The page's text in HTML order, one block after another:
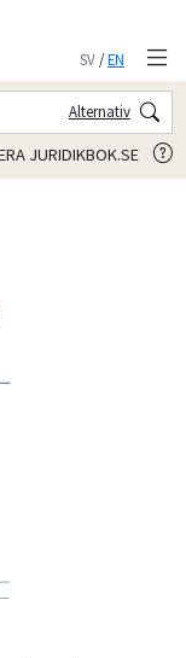
SV/EN
Alternativ
JURIDIKBOK.SE